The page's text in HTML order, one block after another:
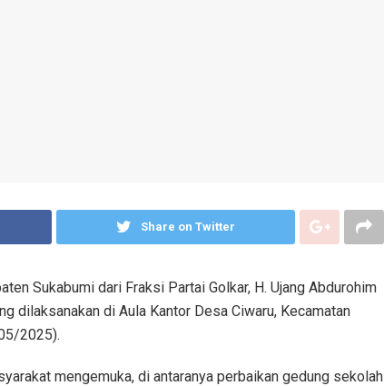
Share on Twitter
Sukabumi dari Fraksi Partai Golkar, H. Ujang Abdurohim
dilaksanakan di Aula Kantor Desa Ciwaru, Kecamatan
2025).
mengemuka, di antaranya perbaikan gedung sekolah